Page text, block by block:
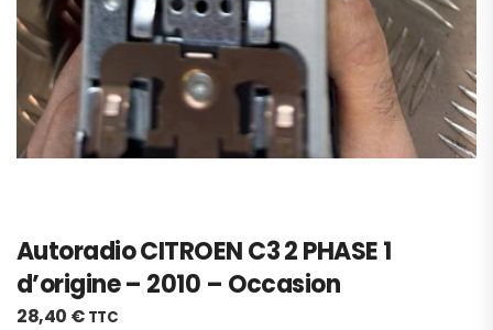
Autoradio CITROEN C3 2 PHASE 1
d’origine – 2010 – Occasion
28,40 € TTC